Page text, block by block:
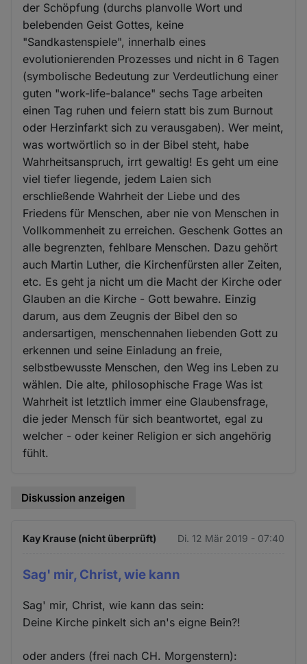
der Schöpfung (durchs planvolle Wort und
belebenden Geist Gottes, keine
"Sandkastenspiele", innerhalb eines
evolutionierenden Prozesses und nicht in 6 Tagen
(symbolische Bedeutung zur Verdeutlichung einer
guten "work-life-balance" sechs Tage arbeiten
einen Tag ruhen und feiern statt bis zum Burnout
oder Herzinfarkt sich zu verausgaben). Wer meint,
was wortwörtlich so in der Bibel steht, habe
Wahrheitsanspruch, irrt gewaltig! Es geht um eine
viel tiefer liegende, jedem Laien sich
erschließende Wahrheit der Liebe und des
Friedens für Menschen, aber nie von Menschen in
Vollkommenheit zu erreichen. Geschenk Gottes an
alle begrenzten, fehlbare Menschen. Dazu gehört
auch Martin Luther, die Kirchenfürsten aller Zeiten,
etc. Es geht ja nicht um die Macht der Kirche oder
Glauben an die Kirche - Gott bewahre. Einzig
darum, aus dem Zeugnis der Bibel den so
andersartigen, menschennahen liebenden Gott zu
erkennen und seine Einladung an freie,
selbstbewusste Menschen, den Weg ins Leben zu
wählen. Die alte, philosophische Frage Was ist
Wahrheit ist letztlich immer eine Glaubensfrage,
die jeder Mensch für sich beantwortet, egal zu
welcher - oder keiner Religion er sich angehörig
fühlt.
Diskussion anzeigen
Kay Krause (nicht überprüft) Di. 12 Mär 2019 - 07:40
Sag' mir, Christ, wie kann
Sag' mir, Christ, wie kann das sein:
Deine Kirche pinkelt sich an's eigne Bein?!
oder anders (frei nach CH. Morgenstern):